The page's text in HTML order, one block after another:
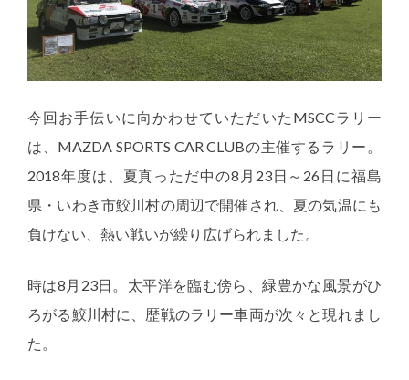
今回お手伝いに向かわせていただいたMSCCラリー
は、MAZDA SPORTS CAR CLUBの主催するラリー。
2018年度は、夏真っただ中の8月23日～26日に福島
県・いわき市鮫川村の周辺で開催され、夏の気温にも
負けない、熱い戦いが繰り広げられました。
時は8月23日。太平洋を臨む傍ら、緑豊かな風景がひ
ろがる鮫川村に、歴戦のラリー車両が次々と現れまし
た。